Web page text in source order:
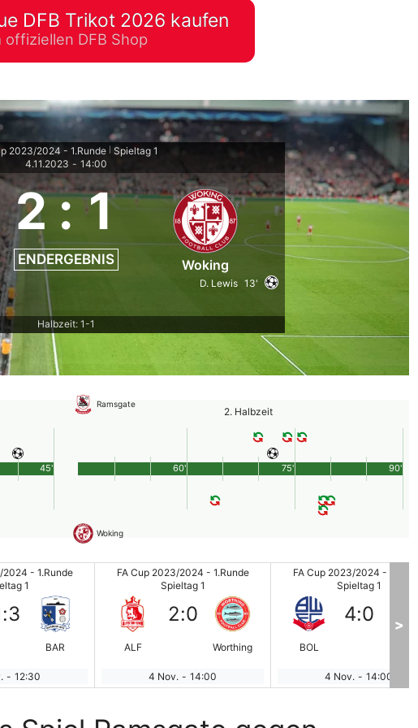
2026 Spielplan Excel – kostenlos
& automatisch ausfüllen
DFB Trikot 2026 kaufen
offiziellen DFB Shop
2023/2024 - 1.Runde
Spieltag 1
4.11.2023 - 14:00
2: 1
ENDERGEBNIS Woking
D. Lewis 13'
Halbzeit: 1-1
45'
Ramsgate
2. Halbzeit
Woking
90'
60' 75'
2024 - 1.Runde
1
:3
BAR
- 12:30
FA Cup 2023/2024 - 1.Runde
Spieltag 1
ALF
2:0
Worthing
4 Nov. - 14:00
FA Cup 2023/2024 - 1.Runde
Spieltag 1
BOL
4:0
4 Nov. - 14:00
>